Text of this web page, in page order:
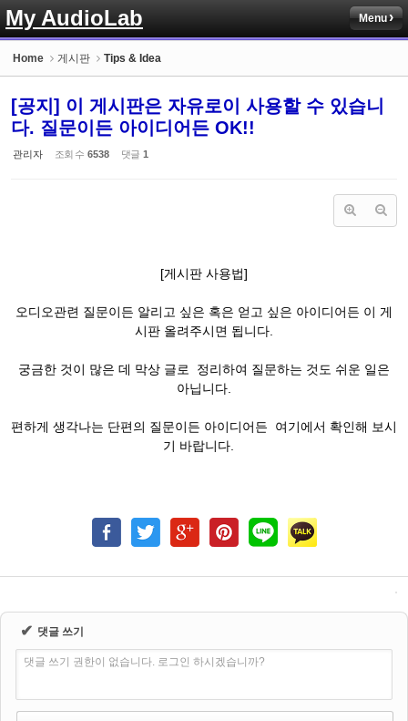
My AudioLab Menu
Home 게시판 Tips & Idea
[공지] 이 게시판은 자유로이 사용할 수 있습니
다. 질문이든 아이디어든 OK!!
관리자 조회 수 6538 댓글 1
[게시판 사용법]
오디오관련 질문이든 알리고 싶은 혹은 얻고 싶은 아이디어든 이 게
시판 올려주시면 됩니다.
궁금한 것이 많은 데 막상 글로 정리하여 질문하는 것도 쉬운 일은
아닙니다.
편하게 생각나는 단편의 질문이든 아이디어든 여기에서 확인해 보시
기 바랍니다.
✔ 댓글 쓰기
댓글 쓰기 권한이 없습니다. 로그인 하시겠습니까?
Sketchbook5, 스케치북5